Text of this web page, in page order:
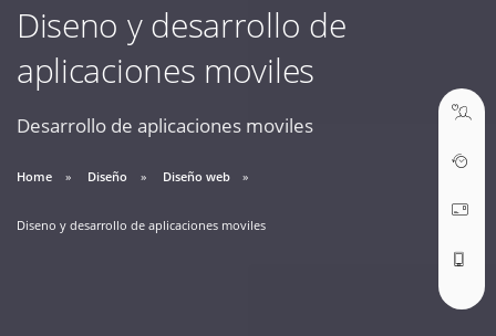
Diseno y desarrollo de
aplicaciones moviles
Desarrollo de aplicaciones moviles
Home Diseño Diseño web
Diseno y desarrollo de aplicaciones moviles
09:30 AM A 18:30 PM
soporte@webseo.cl